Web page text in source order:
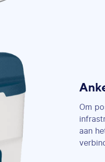
Om
aan